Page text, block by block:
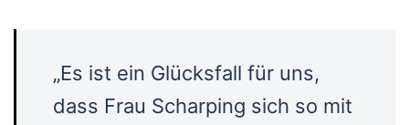
„Es ist ein Glücksfall für uns,
dass Frau Scharping sich so mit